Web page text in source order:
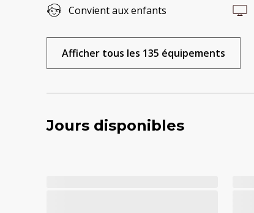
Convient aux enfants
Afficher tous les 135 équipements
Jours disponibles